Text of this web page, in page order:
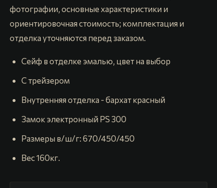
фотографии, основные характеристики и
ориентировочная стоимость; комплектация и
отделка уточняются перед заказом.
Сейф в отделке эмалью, цвет на выбор
С трейзером
Внутренняя отделка - бархат красный
Замок электронный PS 300
Размеры в/ш/г: 670/450/450
Вес 160кг.